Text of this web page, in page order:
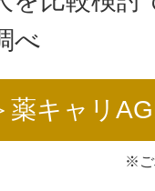
べ
薬キャリ